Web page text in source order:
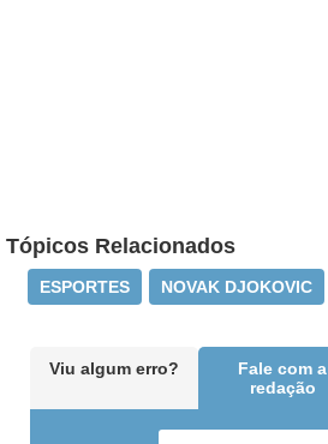
Tópicos Relacionados
ESPORTES NOVAK DJOKOVIC
Viu algum erro?
Fale com a
redação